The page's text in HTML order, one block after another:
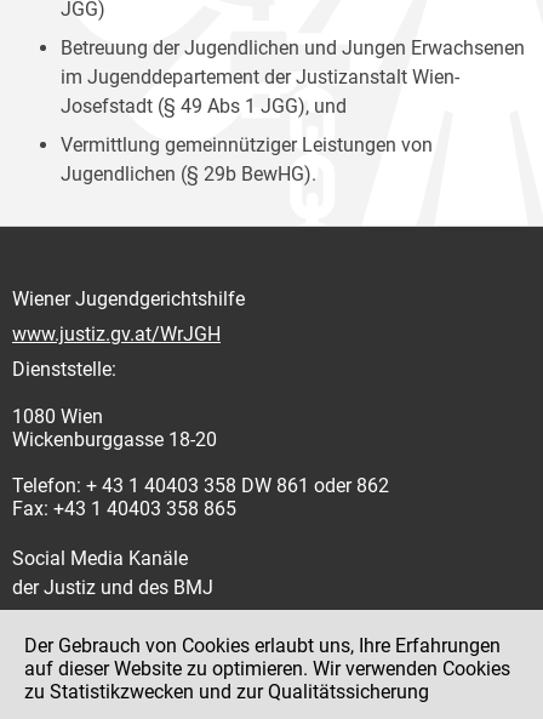
JGG)
Betreuung der Jugendlichen und Jungen Erwachsenen
im Jugenddepartement der Justizanstalt Wien-
Josefstadt (§ 49 Abs 1 JGG), und
Vermittlung gemeinnütziger Leistungen von
Jugendlichen (§ 29b BewHG).
Wiener Jugendgerichtshilfe
www.justiz.gv.at/WrJGH
Dienststelle:
1080 Wien
Wickenburggasse 18-20
Telefon: + 43 1 40403 358 DW 861 oder 862
Fax: +43 1 40403 358 865
Social Media Kanäle
der Justiz und des BMJ
Impressum
Der Gebrauch von Cookies erlaubt uns, Ihre Erfahrungen
auf dieser Website zu optimieren. Wir verwenden Cookies
zu Statistikzwecken und zur Qualitätssicherung